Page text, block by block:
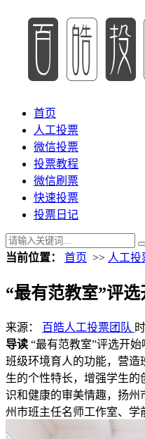
首页
人工投票
微信投票
投票教程
微信刷票
快速投票
投票日记
当前位置： 首页 >> 人工投
“最有范教室”评选
来源： 百皓人工投票团队
导读 “最有范教室”评选开
班级环境育人的功能，营
生的个性特长，增强学生
识和健康的审美情趣，扬州
州市班主任名师工作室、学